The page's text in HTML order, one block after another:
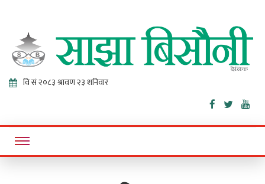
Sajha
Bisaunee
Online News Portal